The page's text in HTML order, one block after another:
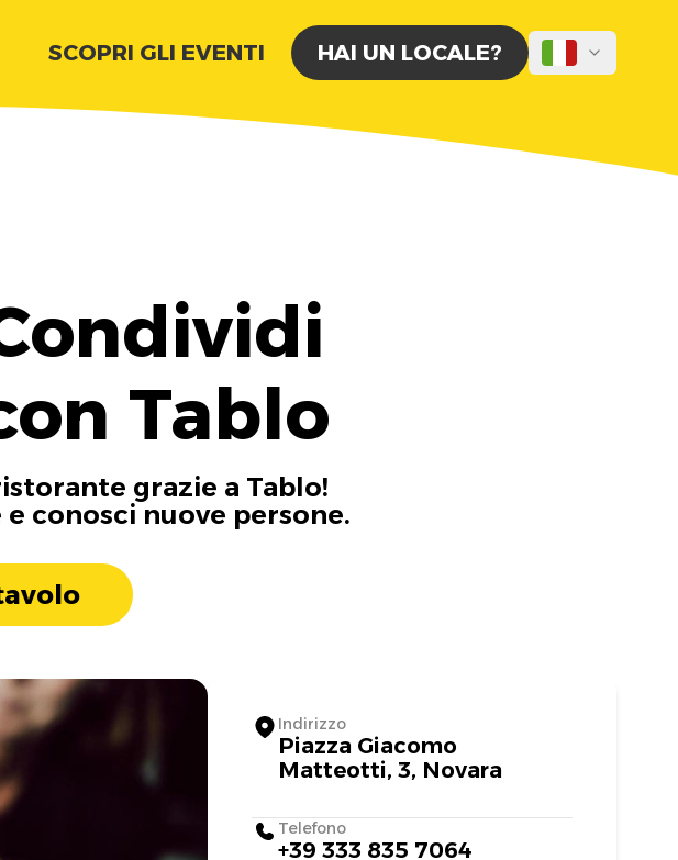
SCOPRI GLI EVENTI HAI UN LOCALE?
Tablo
grazie a Tablo!
conosci nuove persone.
Indirizzo
Piazza Giacomo
Matteotti, 3, Novara
Telefono
+39 333 835 7064